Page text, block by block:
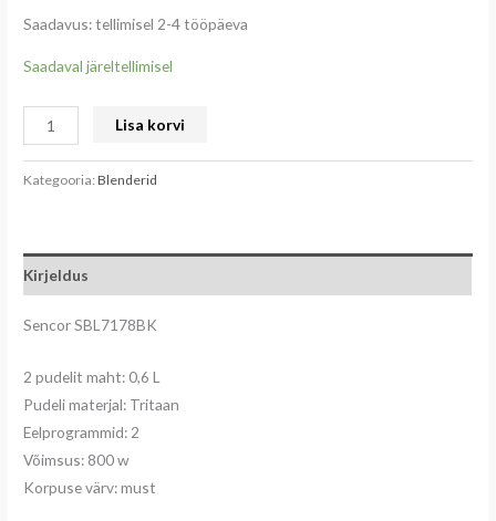
Saadavus: tellimisel 2-4 tööpäeva
Saadaval järeltellimisel
Lisa korvi
Kategooria:Blenderid
Kirjeldus
Sencor SBL7178BK
2 pudelit maht: 0,6 L
Pudeli materjal: Tritaan
Eelprogrammid: 2
Võimsus: 800 w
Korpuse värv: must